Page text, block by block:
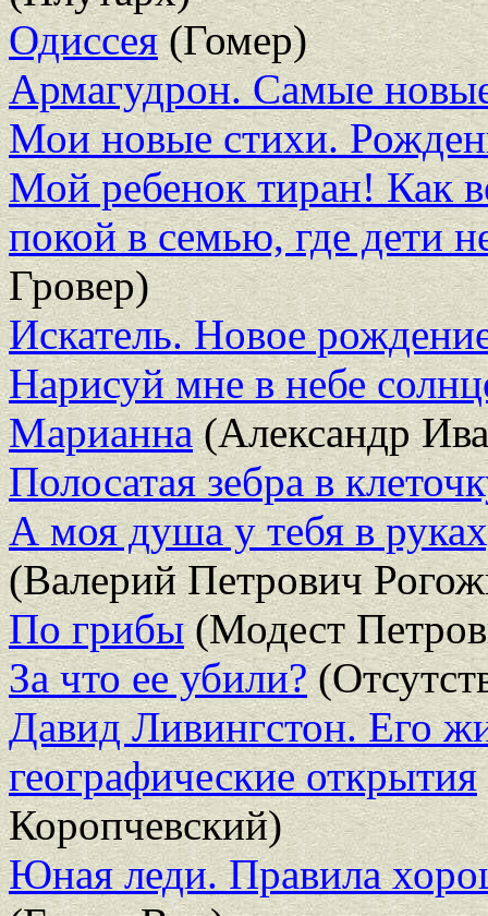
Одиссея(Гомер)
Армагудрон. Самые
Мои новые стихи.
Мой ребенок тиран! Как
покой в семью, где дети
Гровер)
Искатель. Новое
Нарисуй мне в небе
Марианна(Александр
Полосатая зебра в
А моя душа у тебя в
(Валерий Петрович
По грибы(Модест
За что ее убили?
Давид Ливингстон. Его
географические открытия
Коропчевский)
Юная леди. Правила